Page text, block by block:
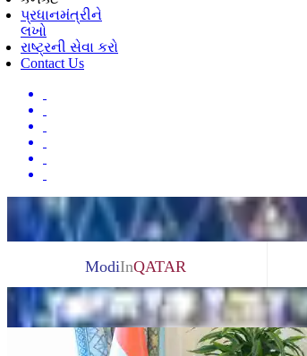
પ્રધાનમંત્રીને
લખો
રાષ્ટ્રની સેવા કરો
Contact Us
ModiInQATAR